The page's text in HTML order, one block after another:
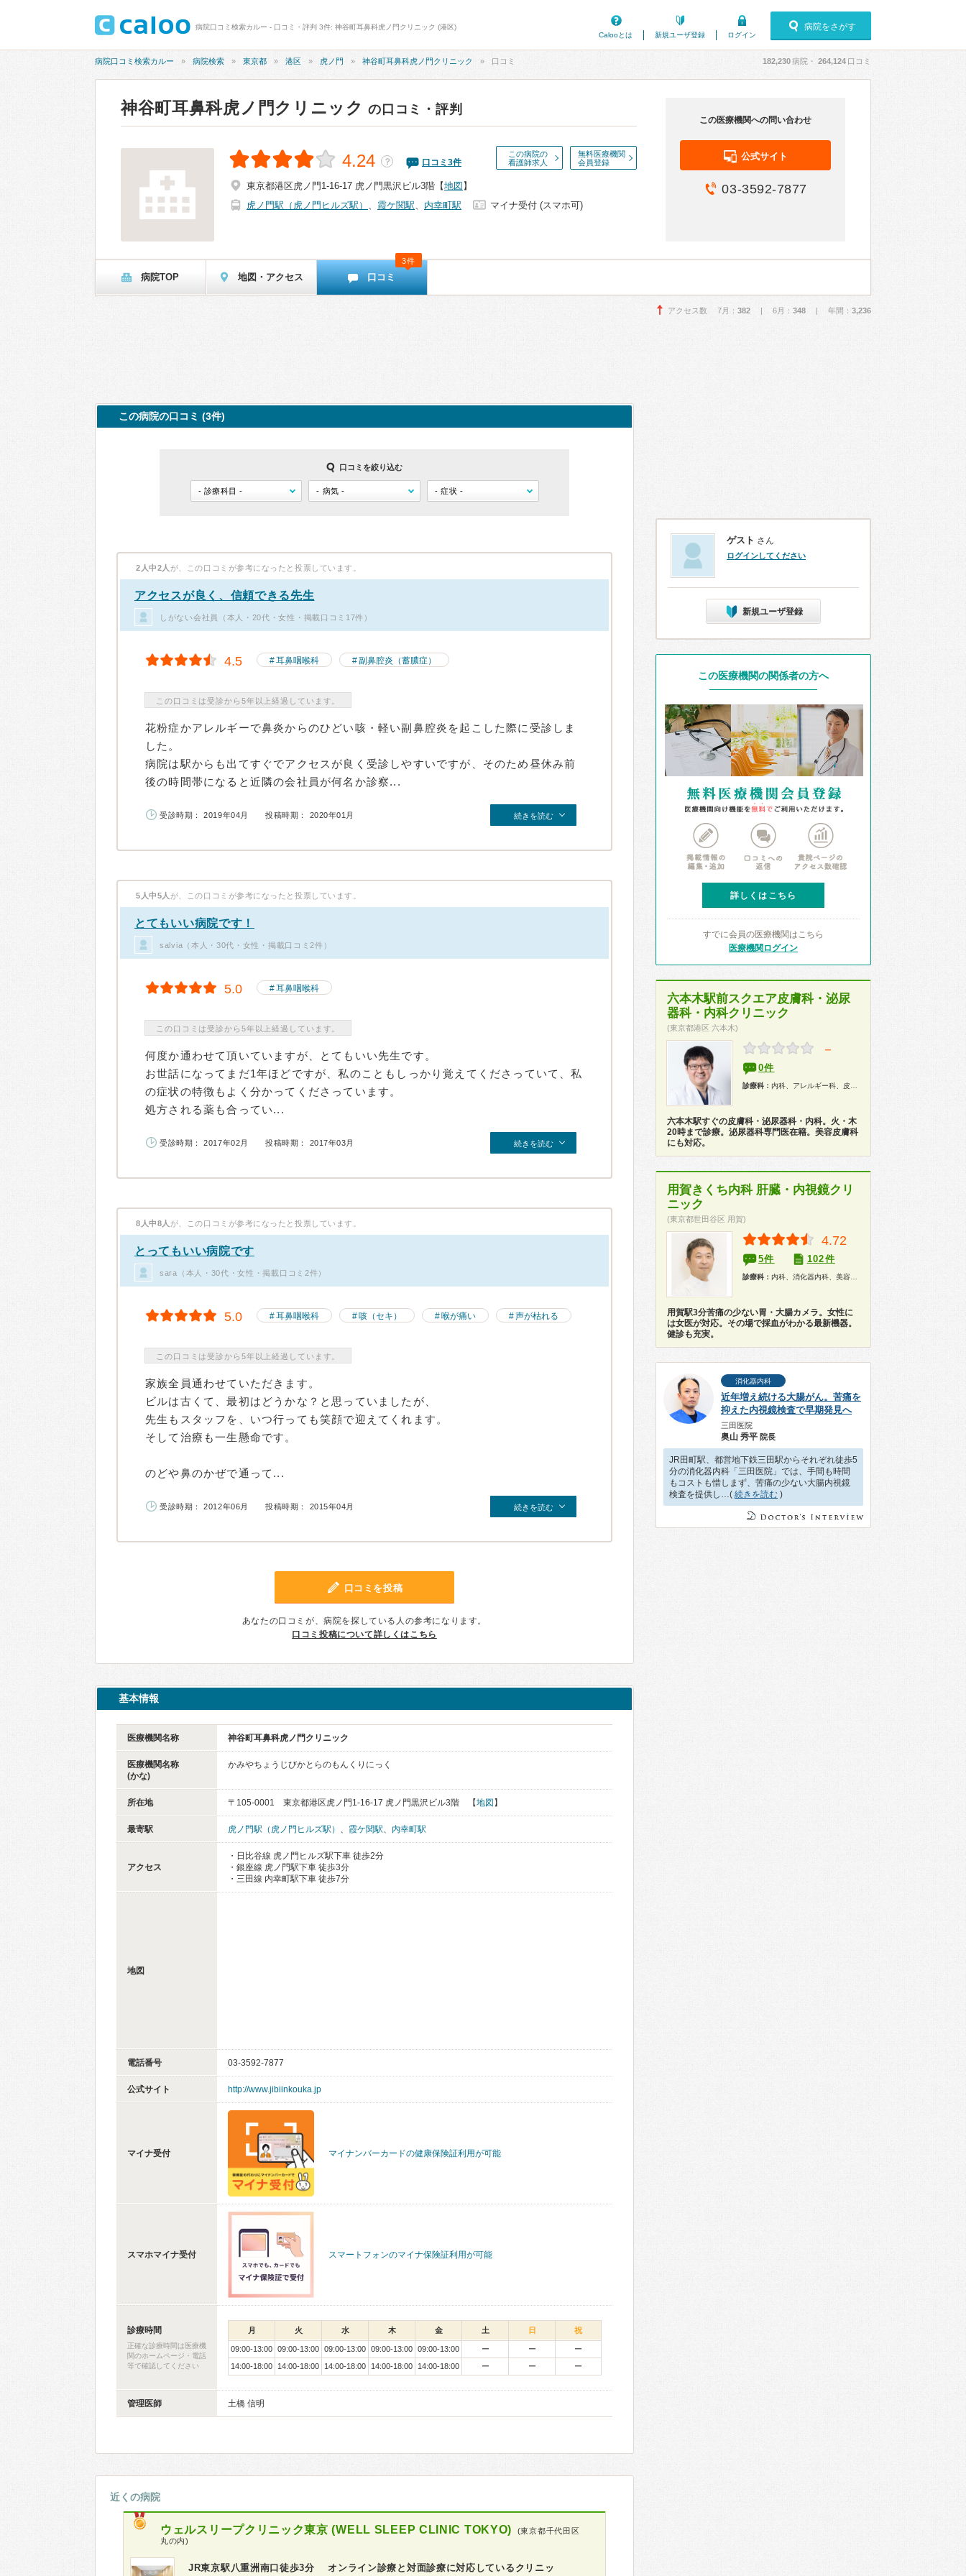
病院口コミ検索カルー - 口コミ・評判 3件: 神谷町耳鼻科虎ノ門クリニック (港区)
Calooとは
新規ユーザ登録 ログイン
病院をさがす
病院口コミ検索カルー 病院検索 東京都 港区 虎ノ門 神谷町耳鼻科虎ノ門クリニック 口コミ 182,230病院・ 264,124 口コミ
神谷町耳鼻科虎ノ門クリニック の口コミ・評判
この病院の
看護師求人
無料医療機関
会員登録
4.24 ？ 口コミ 3件
東京都港区虎ノ門1-16-17 虎ノ門黒沢ビル3階 【地図 】
虎ノ門駅（虎ノ門ヒルズ駅） 、 霞ケ関駅、 内幸町駅 マイナ受付 (スマホ可)
この医療機関への問い合わせ
公式サイト
03-3592-7877
病院TOP 地図・アクセス 口コミ
3件
アクセス数 7月： 382 | 6月： 348 | 年間： 3,236
この病院の口コミ (3件)
口コミを絞り込む
2人中2人 が、この口コミが参考になったと投票しています。
アクセスが良く、信頼できる先生
しがない会社員（本人・20代・女性・掲載口コミ17件）
4.5 耳鼻咽喉科 副鼻腔炎（蓄膿症）
この口コミは受診から5年以上経過しています。
花粉症かアレルギーで鼻炎からのひどい咳・軽い副鼻腔炎を起こした際に受診しま
した。
病院は駅からも出てすぐでアクセスが良く受診しやすいですが、そのため昼休み前
後の時間帯になると近隣の会社員が何名か診察...
受診時期： 2019年04月 投稿時期： 2020年01月 続きを読む
5人中5人 が、この口コミが参考になったと投票しています。
とてもいい病院です！
salvia（本人・30代・女性・掲載口コミ2件）
5.0 耳鼻咽喉科
この口コミは受診から5年以上経過しています。
何度か通わせて頂いていますが、とてもいい先生です。
お世話になってまだ1年ほどですが、私のこともしっかり覚えてくださっていて、私
の症状の特徴もよく分かってくださっています。
処方される薬も合ってい...
受診時期： 2017年02月 投稿時期： 2017年03月 続きを読む
8人中8人 が、この口コミが参考になったと投票しています。
とってもいい病院です
sara（本人・30代・女性・掲載口コミ2件）
5.0 耳鼻咽喉科 咳（セキ） 喉が痛い 声が枯れる
この口コミは受診から5年以上経過しています。
家族全員通わせていただきます。
ビルは古くて、最初はどうかな？と思っていましたが、
先生もスタッフを、いつ行っても笑顔で迎えてくれます。
そして治療も一生懸命です。
のどや鼻のかぜで通って...
受診時期： 2012年06月 投稿時期： 2015年04月 続きを読む
口コミを投稿
あなたの口コミが、病院を探している人の参考になります。
口コミ投稿について詳しくはこちら
基本情報
医療機関名称 神谷町耳鼻科虎ノ門クリニック
医療機関名称
(かな)
かみやちょうじびかとらのもんくりにっく
所在地 〒105-0001 東京都港区虎ノ門1-16-17 虎ノ門黒沢ビル3階 【地図 】
最寄駅 虎ノ門駅（虎ノ門ヒルズ駅） 、 霞ケ関駅、 内幸町駅
アクセス
・日比谷線 虎ノ門ヒルズ駅下車 徒歩2分
・銀座線 虎ノ門駅下車 徒歩3分
・三田線 内幸町駅下車 徒歩7分
地図
電話番号 03-3592-7877
公式サイト http://www.jibiinkouka.jp
マイナ受付 マイナンバーカードの健康保険証利用が可能
スマホマイナ受付 スマートフォンのマイナ保険証利用が可能
診療時間
正確な診療時間は医療機
関のホームページ・電話
等で確認してください
月 火 水 木 金 土 日 祝
09:00-13:00 09:00-13:00 09:00-13:00 09:00-13:00 09:00-13:00 ー ー
ー
14:00-18:00
14:00-18:00 14:00-18:00 14:00-18:00 14:00-18:00 ー ー ー
管理医師 土橋 信明
近くの病院
ウェルスリープクリニック東京 (WELL SLEEP CLINIC TOKYO)
(東京都千代田区
丸の内)
JR東京駅八重洲南口徒歩3分 オンライン診療と対面診療に対応しているクリニッ
ゲスト さん
ログインしてください
新規ユーザ登録
この医療機関の関係者の方へ
詳しくはこちら
すでに会員の医療機関はこちら
医療機関ログイン
六本木駅前スクエア皮膚科・泌尿
器科・内科クリニック
(東京都港区 六本木)
－
0件
診療科： 内科、アレルギー科、皮膚科、美容皮膚科、泌尿器科
六本木駅すぐの皮膚科・泌尿器科・内科。火・木
20時まで診療。泌尿器科専門医在籍。美容皮膚科
にも対応。
用賀きくち内科 肝臓・内視鏡クリ
ニック
(東京都世田谷区 用賀)
4.72
5件 102件
診療科： 内科、消化器内科、美容皮膚科、内視鏡、健康診断
用賀駅3分苦痛の少ない胃・大腸カメラ。女性に
は女医が対応。その場で採血がわかる最新機器。
健診も充実。
消化器内科
近年増え続ける大腸がん。苦痛を
抑えた内視鏡検査で早期発見へ
三田医院
奥山 秀平 院長
JR田町駅、都営地下鉄三田駅からそれぞれ徒歩5
分の消化器内科「三田医院」では、手間も時間
もコストも惜しまず、苦痛の少ない大腸内視鏡
検査を提供し…( 続きを読む )